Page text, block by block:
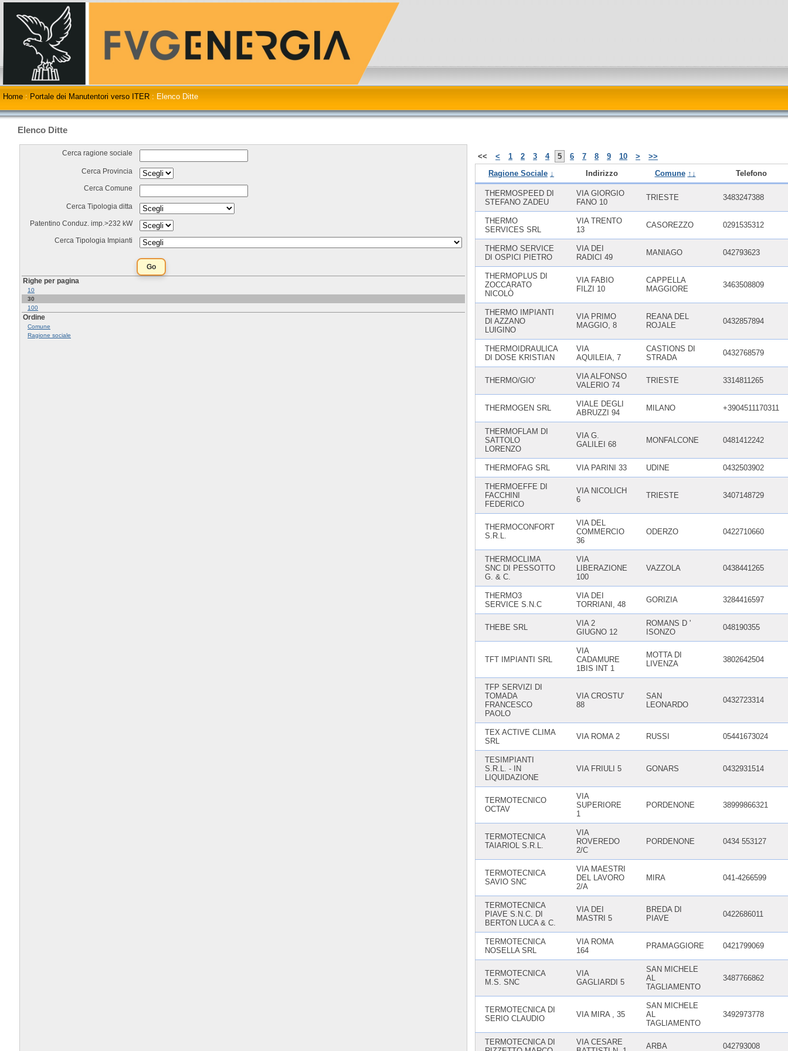
Home : Portale dei Manutentori verso ITER : Elenco Ditte
Elenco Ditte
Cerca ragione sociale
Cerca Provincia
Cerca Comune
Cerca Tipologia ditta
Patentino Conduz. imp.>232 kW
Cerca Tipologia Impianti
Righe per pagina
10
30
100
Ordine
Comune
Ragione sociale
<< < 1 2 3 4 5 6 7 8 9 10 >
>>
Ragione Sociale ↓ Indirizzo Comune ↑↓ Telefono
THERMOSPEED DI
STEFANO ZADEU
VIA GIORGIO
FANO 10
TRIESTE 3483247388
THERMO
SERVICES SRL
VIA TRENTO
13
CASOREZZO 0291535312
THERMO SERVICE
DI OSPICI PIETRO
VIA DEI
RADICI 49
MANIAGO 042793623
THERMOPLUS DI
ZOCCARATO
NICOLÒ
VIA FABIO
FILZI 10
CAPPELLA
MAGGIORE
3463508809
THERMO IMPIANTI
DI AZZANO
LUIGINO
VIA PRIMO
MAGGIO, 8
REANA DEL
ROJALE
0432857894
THERMOIDRAULICA
DI DOSE KRISTIAN
VIA
AQUILEIA, 7
CASTIONS DI
STRADA
0432768579
THERMO/GIO'
VIA ALFONSO
VALERIO 74
TRIESTE 3314811265
THERMOGEN SRL
VIALE DEGLI
ABRUZZI 94
MILANO +3904511170311
THERMOFLAM DI
SATTOLO
LORENZO
VIA G.
GALILEI 68
MONFALCONE 0481412242
THERMOFAG SRL VIA PARINI 33 UDINE 0432503902
THERMOEFFE DI
FACCHINI
FEDERICO
VIA NICOLICH
6
TRIESTE 3407148729
THERMOCONFORT
S.R.L.
VIA DEL
COMMERCIO
36
ODERZO 0422710660
THERMOCLIMA
SNC DI PESSOTTO
G. & C.
VIA
LIBERAZIONE
100
VAZZOLA 0438441265
THERMO3
SERVICE S.N.C
VIA DEI
TORRIANI, 48
GORIZIA 3284416597
THEBE SRL
VIA 2
GIUGNO 12
ROMANS D '
ISONZO
048190355
TFT IMPIANTI SRL
VIA
CADAMURE
1BIS INT 1
MOTTA DI
LIVENZA
3802642504
TFP SERVIZI DI
TOMADA
FRANCESCO
PAOLO
VIA CROSTU'
88
SAN
LEONARDO
0432723314
TEX ACTIVE CLIMA
SRL
VIA ROMA 2 RUSSI 05441673024
TESIMPIANTI
S.R.L. - IN
LIQUIDAZIONE
VIA FRIULI 5 GONARS 0432931514
TERMOTECNICO
OCTAV
VIA
SUPERIORE
1
PORDENONE 38999866321
TERMOTECNICA
TAIARIOL S.R.L.
VIA
ROVEREDO
2/C
PORDENONE 0434 553127
TERMOTECNICA
SAVIO SNC
VIA MAESTRI
DEL LAVORO
2/A
MIRA 041-4266599
TERMOTECNICA
PIAVE S.N.C. DI
BERTON LUCA & C.
VIA DEI
MASTRI 5
BREDA DI
PIAVE
0422686011
TERMOTECNICA
NOSELLA SRL
VIA ROMA
164
PRAMAGGIORE 0421799069
TERMOTECNICA
M.S. SNC
VIA
GAGLIARDI 5
SAN MICHELE
AL
TAGLIAMENTO
3487766862
TERMOTECNICA DI
SERIO CLAUDIO
VIA MIRA , 35
SAN MICHELE
AL
TAGLIAMENTO
3492973778
TERMOTECNICA DI
VIA CESARE
ARBA 042793008